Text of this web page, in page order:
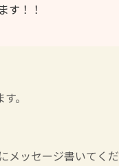
す！！
。
メッセージ書いてくだ